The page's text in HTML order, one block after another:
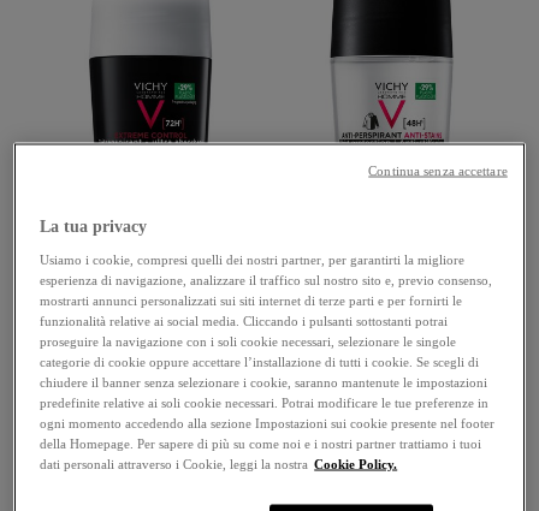
DEODORANTI
EXTREME CONTROL
72H DETRASPIRANTE
RIDUCE LA
TRASPIRAZIONE
INTENSA
DEODORANTI
ANTI-TRASPRIRANTE &
ANTI-MACCHIE
TRATTAMENTO 48H
RIDUCE LA
TRASPIRAZIONE
INTENSA
4.0
La tua privacy
Usiamo i cookie, compresi quelli dei nostri partner, per garantirti la migliore
esperienza di navigazione, analizzare il traffico sul nostro sito e, previo consenso,
mostrarti annunci personalizzati sui siti internet di terze parti e per fornirti le
funzionalità relative ai social media. Cliccando i pulsanti sottostanti potrai
proseguire la navigazione con i soli cookie necessari, selezionare le singole
categorie di cookie oppure accettare l’installazione di tutti i cookie. Se scegli di
chiudere il banner senza selezionare i cookie, saranno mantenute le impostazioni
predefinite relative ai soli cookie necessari. Potrai modificare le tue preferenze in
ogni momento accedendo alla sezione Impostazioni sui cookie presente nel footer
della Homepage. Per sapere di più su come noi e i nostri partner trattiamo i tuoi
dati personali attraverso i Cookie, leggi la nostra Cookie Policy.
Continua senza accettare